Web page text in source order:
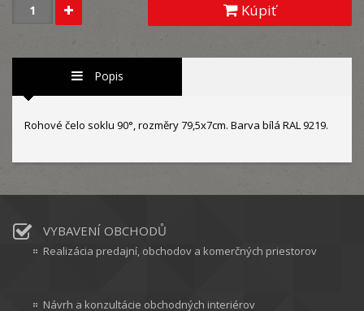
Kúpiť
Popis
Rohové čelo soklu 90°, rozměry 79,5x7cm. Barva bílá RAL 9219.
VYBAVENÍ OBCHODŮ
Realizácia predajní, obchodov a komerčných priestorov
Návrh a konzultácie obchodných interiérov